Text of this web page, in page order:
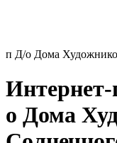
п Д/о Дома
о Дома